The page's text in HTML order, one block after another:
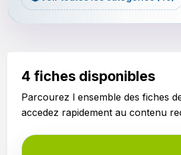
4 fiches disponibles
Parcourez l ensemble des fiches
accedez rapidement au contenu